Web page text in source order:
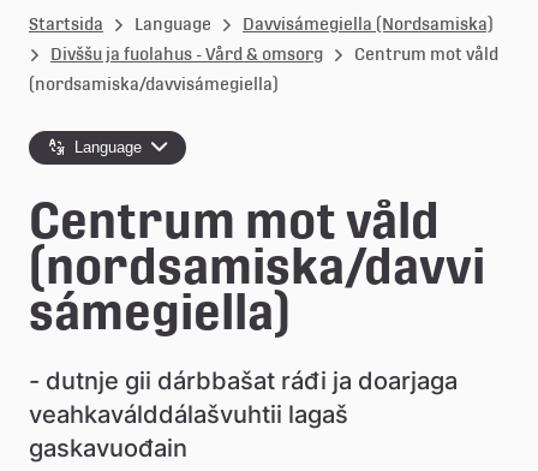
u
l
e
å
k
o
m
m
u
n
Startsida Language
Davvisámegiella (Nordsamiska)
Divššu ja fuolahus - Vård & omsorg
Centrum mot våld
(nordsamiska/davvisámegiella)
Language
Centrum mot våld
(nordsamiska/davvi
sámegiella)
- dutnje gii dárbbašat ráđi ja doarjaga
veahkaválddálašvuhtii lagaš
gaskavuođain